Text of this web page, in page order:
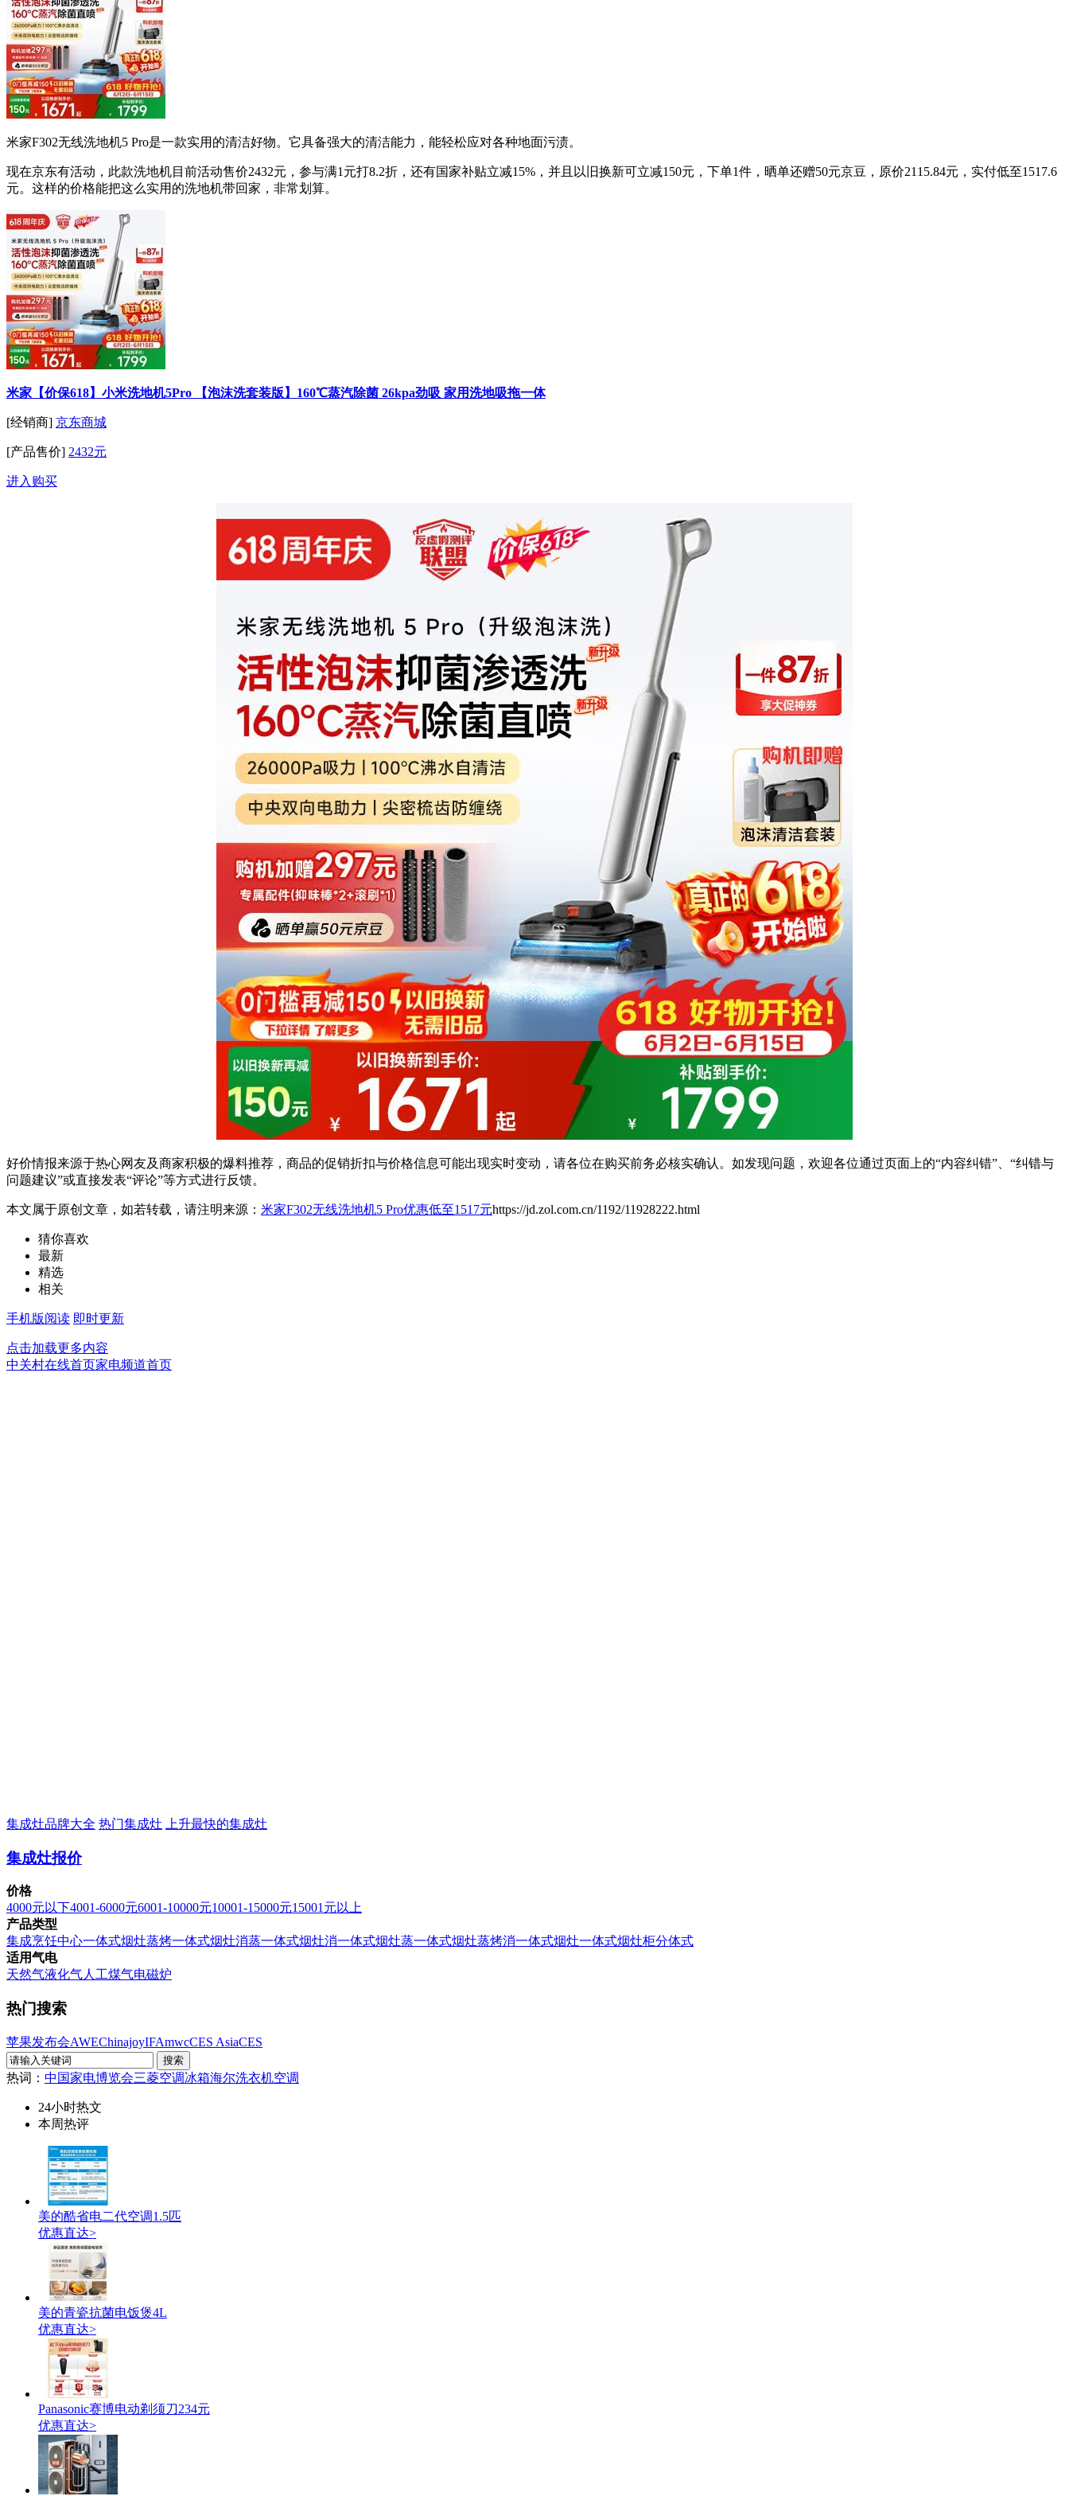
米家F302无线洗地机5 Pro是一款实用的清洁好物。它具备强大的清洁能力，能轻松应对各种地面污渍。
现在京东有活动，此款洗地机目前活动售价2432元，参与满1元打8.2折，还有国家补贴立减15%，并且以旧换新可立减150元，下单1件，晒单还赠50元京豆，原价2115.84元，实付低至1517.6
元。这样的价格能把这么实用的洗地机带回家，非常划算。
米家【价保618】小米洗地机5Pro 【泡沫洗套装版】160℃蒸汽除菌 26kpa劲吸 家用洗地吸拖一体
[经销商] 京东商城
[产品售价] 2432元
进入购买
好价情报来源于热心网友及商家积极的爆料推荐，商品的促销折扣与价格信息可能出现实时变动，请各位在购买前务必核实确认。如发现问题，欢迎各位通过页面上的“内容纠错”、“纠错与
问题建议”或直接发表“评论”等方式进行反馈。
本文属于原创文章，如若转载，请注明来源： 米家F302无线洗地机5 Pro优惠低至1517元https://jd.zol.com.cn/1192/11928222.html
猜你喜欢
最新
精选
相关
手机版阅读 即时更新
点击加载更多内容
中关村在线首页家电频道首页
集成灶品牌大全 热门集成灶 上升最快的集成灶
集成灶报价
价格
4000元以下4001-6000元6001-10000元10001-15000元15001元以上
产品类型
集成烹饪中心一体式烟灶蒸烤一体式烟灶消蒸一体式烟灶消一体式烟灶蒸一体式烟灶蒸烤消一体式烟灶一体式烟灶柜分体式
适用气电
天然气液化气人工煤气电磁炉
热门搜索
苹果发布会AWEChinajoyIFAmwcCES AsiaCES
热词： 中国家电博览会三菱空调冰箱海尔洗衣机空调
24小时热文
本周热评
美的酷省电二代空调1.5匹
优惠直达>
美的青瓷抗菌电饭煲4L
优惠直达>
Panasonic赛博电动剃须刀234元
优惠直达>